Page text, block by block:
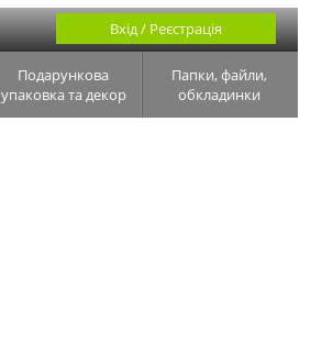
Вхід / Реєстрація
Подарункова
упаковка та декор
Папки, файли,
обкладинки